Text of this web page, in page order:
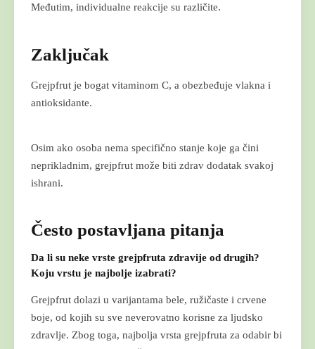
Međutim, individualne reakcije su različite.
Zaključak
Grejpfrut je bogat vitaminom C, a obezbeđuje vlakna i
antioksidante.
Osim ako osoba nema specifično stanje koje ga čini
neprikladnim, grejpfrut može biti zdrav dodatak svakoj
ishrani.
Često postavljana pitanja
Da li su neke vrste grejpfruta zdravije od drugih?
Koju vrstu je najbolje izabrati?
Grejpfrut dolazi u varijantama bele, ružičaste i crvene
boje, od kojih su sve neverovatno korisne za ljudsko
zdravlje. Zbog toga, najbolja vrsta grejpfruta za odabir bi